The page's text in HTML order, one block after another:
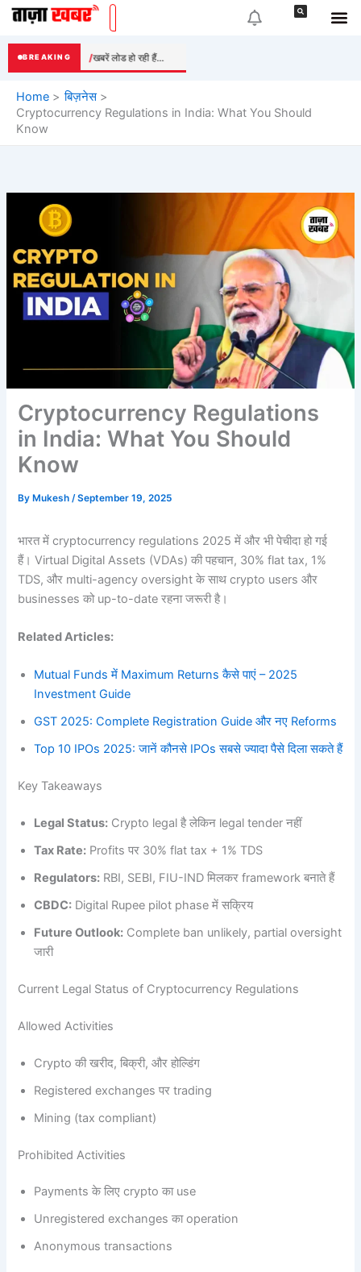
Skip
content
BREAKING खबरें लोड हो रही हैं...
Home
बिज़नेस
Cryptocurrency Regulations in India: What You Should
Know
Cryptocurrency Regulations
in India: What You Should
Know
By Mukesh/September 19, 2025
भारत में cryptocurrency regulations 2025 में और भी पेचीदा हो गई
हैं। Virtual Digital Assets (VDAs) की पहचान, 30% flat tax, 1%
TDS, और multi-agency oversight के साथ crypto users और
businesses को up-to-date रहना जरूरी है।
Related Articles:
Mutual Funds में Maximum Returns कैसे पाएं – 2025
Investment Guide
GST 2025: Complete Registration Guide और नए Reforms
Top 10 IPOs 2025: जानें कौनसे IPOs सबसे ज्यादा पैसे दिला सकते हैं
Key Takeaways
Legal Status: Crypto legal है लेकिन legal tender नहीं
Tax Rate: Profits पर 30% flat tax + 1% TDS
Regulators: RBI, SEBI, FIU-IND मिलकर framework बनाते हैं
CBDC: Digital Rupee pilot phase में सक्रिय
Future Outlook: Complete ban unlikely, partial oversight
जारी
Current Legal Status of Cryptocurrency Regulations
Allowed Activities
Crypto की खरीद, बिक्री, और होल्डिंग
Registered exchanges पर trading
Mining (tax compliant)
Prohibited Activities
Payments के लिए crypto का use
Unregistered exchanges का operation
Anonymous transactions